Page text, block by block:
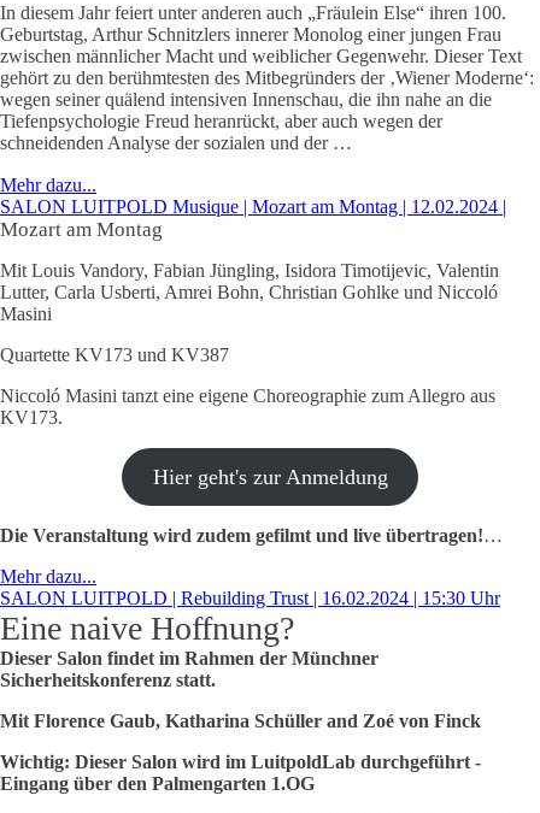
In diesem Jahr feiert unter anderen auch „Fräulein Else“ ihren 100.
Geburtstag, Arthur Schnitzlers innerer Monolog einer jungen Frau
zwischen männlicher Macht und weiblicher Gegenwehr. Dieser Text
gehört zu den berühmtesten des Mitbegründers der ‚Wiener Moderne‘:
wegen seiner quälend intensiven Innenschau, die ihn nahe an die
Tiefenpsychologie Freud heranrückt, aber auch wegen der
schneidenden Analyse der sozialen und der …
Mehr dazu...
SALON LUITPOLD Musique | Mozart am Montag | 12.02.2024 |
Mozart am Montag
Mit Louis Vandory, Fabian Jüngling, Isidora Timotijevic, Valentin
Lutter, Carla Usberti, Amrei Bohn, Christian Gohlke und Niccoló
Masini
Quartette KV173 und KV387
Niccoló Masini tanzt eine eigene Choreographie zum Allegro aus
KV173.
Hier geht's zur Anmeldung
Die Veranstaltung wird zudem gefilmt und live übertragen!…
Mehr dazu...
SALON LUITPOLD | Rebuilding Trust | 16.02.2024 | 15:30 Uhr
Eine naive Hoffnung?
Dieser Salon findet im Rahmen der Münchner
Sicherheitskonferenz statt.
Mit Florence Gaub, Katharina Schüller and Zoé von Finck
Wichtig: Dieser Salon wird im LuitpoldLab durchgeführt -
Eingang über den Palmengarten 1.OG